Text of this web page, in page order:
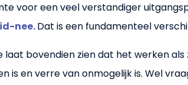
voor een veel verstandiger
nee.Dat is een fundamenteel
laat bovendien zien dat het werken
is en verre van onmogelijk is. Wel